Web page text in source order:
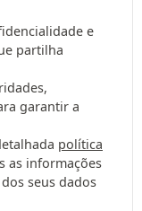
e
partilha
garantir a
política
as informações
seus dados